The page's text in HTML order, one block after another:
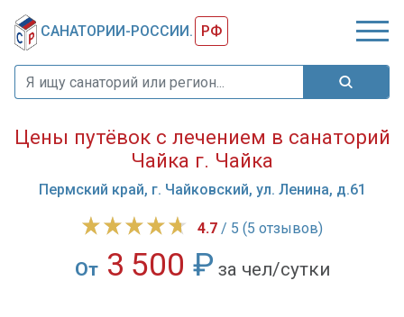
САНАТОРИИ-РОССИИ. РФ
Цены путёвок с лечением в санаторий
Чайка г. Чайка
Пермский край, г. Чайковский, ул. Ленина, д.61
4.7/ 5 (5 отзывов)
От 3 500 ₽ за чел/сутки